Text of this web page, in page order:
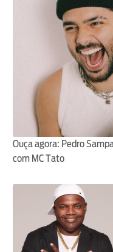
Ouça agora: Pedro
com MC Tato